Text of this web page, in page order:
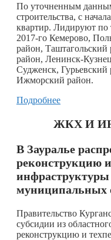
По уточненным
строительства, с
квартир. Лидируют по
2017-го Кемерово,
район,
район, Ленинск-
Судженск,
Ижморский район.
Подробнее
ЖКХ И
В Зауралье
реконструкцию
инфраструктуры
муниципальных
Правительство
субсидии из
реконструкцию и